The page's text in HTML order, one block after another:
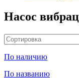
Насос
По наличию
По названию